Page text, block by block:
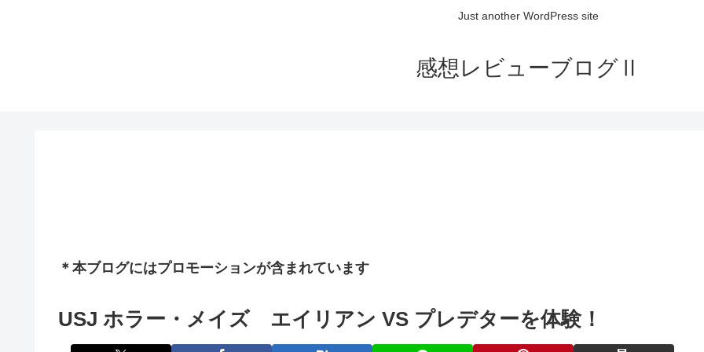
Just another WordPress site
感想レビューブログⅡ
＊本ブログにはプロモーションが含まれています
USJ ホラー・メイズ エイリアン VS プレデターを体験！